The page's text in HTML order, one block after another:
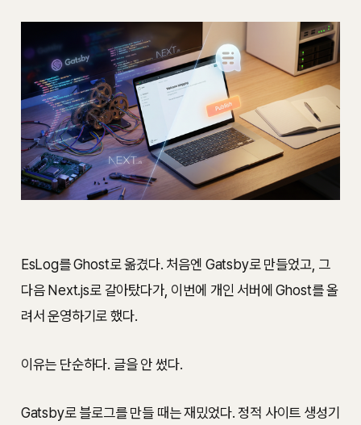
EsLog를 Ghost로 옮겼다. 처음엔 Gatsby로 만들었고, 그
다음 Next.js로 갈아탔다가, 이번에 개인 서버에 Ghost를 올
려서 운영하기로 했다.
이유는 단순하다. 글을 안 썼다.
Gatsby로 블로그를 만들 때는 재밌었다. 정적 사이트 생성기